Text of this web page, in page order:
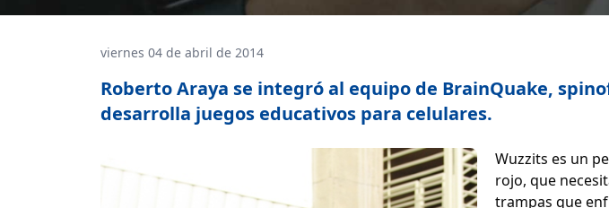
viernes 04 de abril de 2014
Roberto Araya se integró al equipo de BrainQuake,
desarrolla juegos educativos para celulares.
Wuzzits es un
rojo, que
trampas que